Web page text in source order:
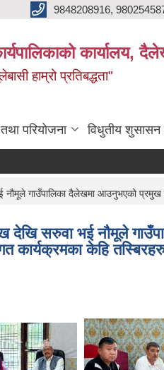
9848208916,
कार्यालय,
हाम्रो प्रतिबद्धता"
परियोजना विधुतीय शुसासन
गाउँपालिका दैलेखमा आउनुभएको प्रमुख
देखि सरुवा भई नौमूले
कार्यक्रमका केहि